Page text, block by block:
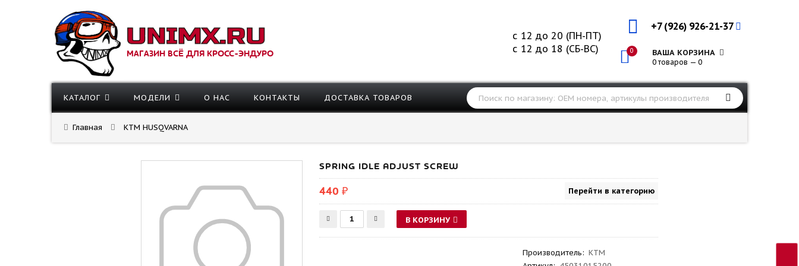
МАГАЗИН ВСЁ ДЛЯ КРОСС-ЭНДУРО
+7 (926) 926-21-37
0 ВАША КОРЗИНА
0 товаров — 0
с 12 до 20 (ПН-ПТ)
с 12 до 18 (СБ-ВС)
КАТАЛОГ МОДЕЛИ О НАС КОНТАКТЫ ДОСТАВКА ТОВАРОВ
Главная KTM HUSQVARNA
SPRING IDLE ADJUST SCREW
440 ₽ Перейти в категорию
В КОРЗИНУ
Производитель: KTM